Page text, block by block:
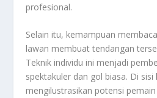
profesional.
Selain itu, kemampuan
lawan membuat tendangan
Teknik individu ini menjadi
spektakuler dan gol biasa. Di sisi
mengilustrasikan potensi